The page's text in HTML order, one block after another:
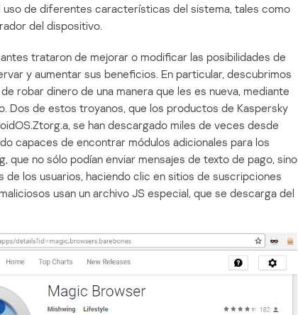
uso de diferentes características del sistema, tales como
del dispositivo.
trataron de mejorar o modificar las posibilidades de
y aumentar sus beneficios. En particular, descubrimos
robar dinero de una manera que les es nueva, mediante
Dos de estos troyanos, que los productos de Kaspersky
se han descargado miles de veces desde
capaces de encontrar módulos adicionales para los
que no sólo podían enviar mensajes de texto de pago, sino
los usuarios, haciendo clic en sitios de suscripciones
usan un archivo JS especial, que se descarga del